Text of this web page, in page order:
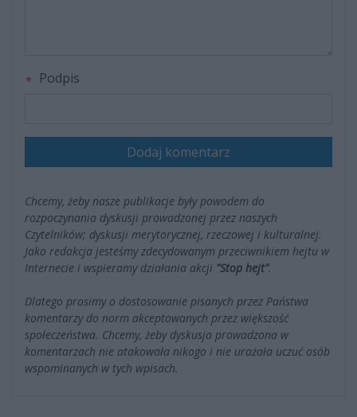
Podpis
Dodaj komentarz
Chcemy, żeby nasze publikacje były powodem do
rozpoczynania dyskusji prowadzonej przez naszych
Czytelników; dyskusji merytorycznej, rzeczowej i kulturalnej.
Jako redakcja jesteśmy zdecydowanym przeciwnikiem hejtu w
Internecie i wspieramy działania akcji "Stop hejt".
Dlatego prosimy o dostosowanie pisanych przez Państwa
komentarzy do norm akceptowanych przez większość
społeczeństwa. Chcemy, żeby dyskusja prowadzona w
komentarzach nie atakowała nikogo i nie urażała uczuć osób
wspominanych w tych wpisach.